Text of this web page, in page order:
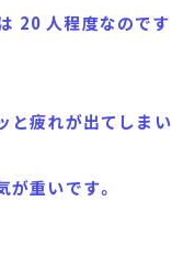
20 人程度なのです
と疲れが出てしまい
重いです。